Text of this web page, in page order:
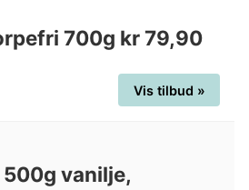
700g kr 79,90
Vis tilbud »
vanilje,